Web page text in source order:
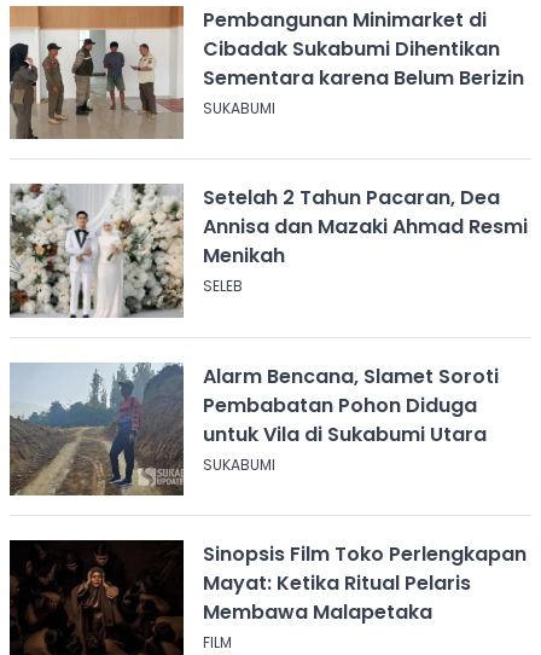
Pembangunan Minimarket di
Cibadak Sukabumi Dihentikan
Sementara karena Belum Berizin
SUKABUMI
Setelah 2 Tahun Pacaran, Dea
Annisa dan Mazaki Ahmad Resmi
Menikah
SELEB
Alarm Bencana, Slamet Soroti
Pembabatan Pohon Diduga
untuk Vila di Sukabumi Utara
SUKABUMI
Sinopsis Film Toko Perlengkapan
Mayat: Ketika Ritual Pelaris
Membawa Malapetaka
FILM